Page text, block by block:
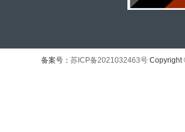
备案号： 苏ICP备2021032463号 Copyright